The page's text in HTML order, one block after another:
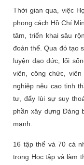
Thời gian qua, việc
phong cách Hồ Chí
tâm, triển khai sâu
đoàn thể. Qua đó tạo
luyện đạo đức, lối
viên, công chức,
nghiệp nêu cao tinh
tư, đẩy lùi sự suy
phần xây dựng Đảng
mạnh.
16 tập thể và 70 cá
trong Học tập và làm